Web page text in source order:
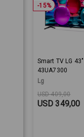
Smart TV LG
43UA7300
Lg
Original
USD 409,00
Sale Price:
USD 349,00
-15%